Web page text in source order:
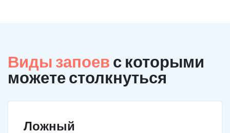
Виды запоев с которыми
можете столкнуться
Ложный